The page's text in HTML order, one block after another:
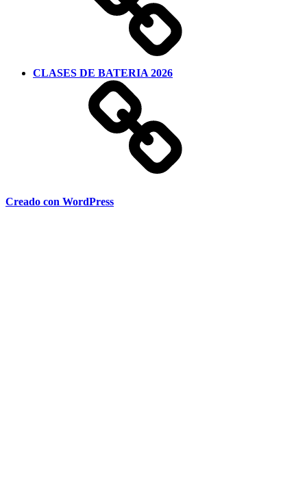
CLASES DE BATERIA 2026
Creado con WordPress